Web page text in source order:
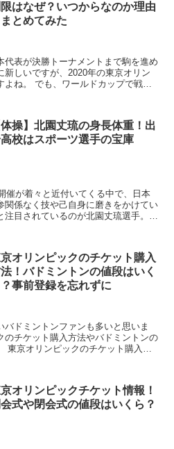
はなぜ？いつからなのか理由
まとめてみた
代表が決勝トーナメントまで駒を進め
新しいですが、2020年の東京オリン
ね。 でも、ワールドカップで戦う
体操】北園丈琉の身長体重！出
校はスポーツ選手の宝庫
催が着々と近付いてくる中で、日本
関係なく技や己自身に磨きをかけてい
注目されているのが北園丈琉選手。最
オリンピックのチケット購入
！バドミントンの値段はいく
事前登録を忘れずに
ドミントンファンも多いと思いま
のチケット購入方法やバドミントンの
東京オリンピックのチケット購入方
オリンピックチケット情報！
式や閉会式の値段はいくら？